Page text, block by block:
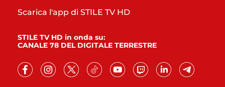
Scarica l'app di STILE TV HD
STILE TV HD in onda su:
CANALE 78 DEL DIGITALE TERRESTRE